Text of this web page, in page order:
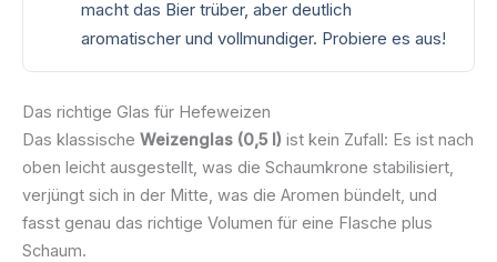
macht das Bier trüber, aber deutlich
aromatischer und vollmundiger. Probiere es aus!
Das richtige Glas für Hefeweizen
Das klassische Weizenglas (0,5 l) ist kein Zufall: Es ist nach
oben leicht ausgestellt, was die Schaumkrone stabilisiert,
verjüngt sich in der Mitte, was die Aromen bündelt, und
fasst genau das richtige Volumen für eine Flasche plus
Schaum.